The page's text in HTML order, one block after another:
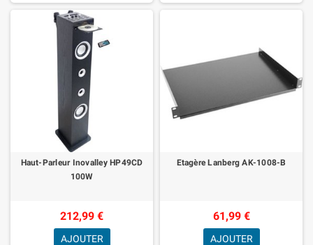
Haut-Parleur Inovalley HP49CD
100W
212,99 €
AJOUTER
Etagère Lanberg AK-1008-B
61,99 €
AJOUTER